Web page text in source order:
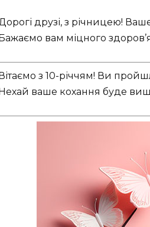
друзі, з річницею!
вам міцного
з 10-річчям! Ви
ваше кохання буде